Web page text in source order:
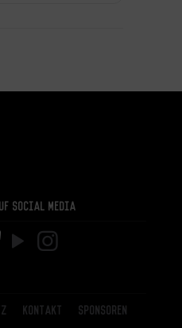
Social Media
Kontakt Sponsoren